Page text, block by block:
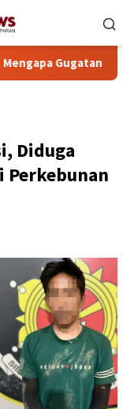
Kami
Diduga
Perkebunan